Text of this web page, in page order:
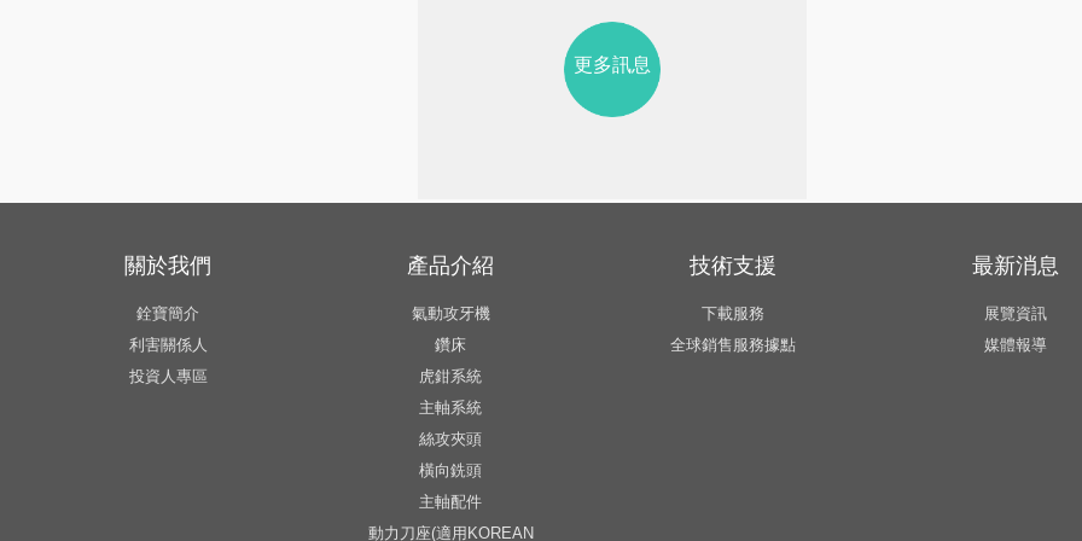
更多訊息
關於我們
銓寶簡介
利害關係人
投資人專區
產品介紹
氣動攻牙機
鑽床
虎鉗系統
主軸系統
絲攻夾頭
橫向銑頭
主軸配件
動力刀座(適用KOREAN
技術支援
下載服務
全球銷售服務據點
最新消息
展覽資訊
媒體報導